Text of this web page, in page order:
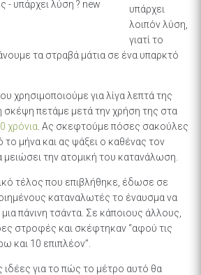
υπάρχει
λοιπόν λύση,
γιατί το
τα στραβά μάτια σε ένα υπαρκτό
χρησιμοποιούμε για λίγα λεπτά της
πετάμε μετά την χρήση της στα
χρόνια . Ας σκεφτούμε πόσες σακούλες
μήνα και ας ψάξει ο καθένας τον
μειώσει την ατομική του κατανάλωση.
τέλος που επιβλήθηκε, έδωσε σε
καταναλωτές το έναυσμα να
πάνινη τσάντα. Σε κάποιους άλλους,
στροφές και σκέφτηκαν “αφού τις
και 10 επιπλέον”.
για το πώς το μέτρο αυτό θα